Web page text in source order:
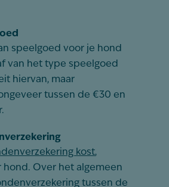
speelgoed voor je hond
van het type speelgoed
hiervan, maar
tussen de €30 en
kost,
Over het algemeen
tussen de